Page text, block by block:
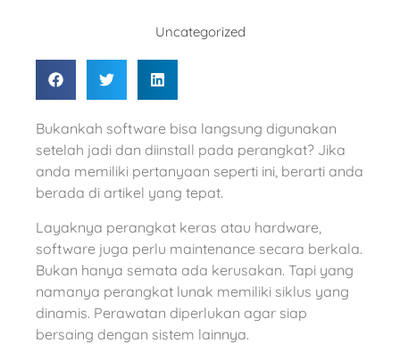
Uncategorized
Bukankah software bisa langsung digunakan
setelah jadi dan diinstall pada perangkat? Jika
anda memiliki pertanyaan seperti ini, berarti anda
berada di artikel yang tepat.
Layaknya perangkat keras atau hardware,
software juga perlu maintenance secara berkala.
Bukan hanya semata ada kerusakan. Tapi yang
namanya perangkat lunak memiliki siklus yang
dinamis. Perawatan diperlukan agar siap
bersaing dengan sistem lainnya.